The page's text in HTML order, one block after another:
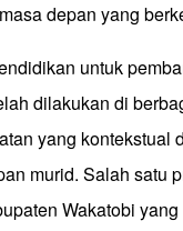
depan yang
untuk
dilakukan di
yang kontekstual
murid. Salah satu
Wakatobi